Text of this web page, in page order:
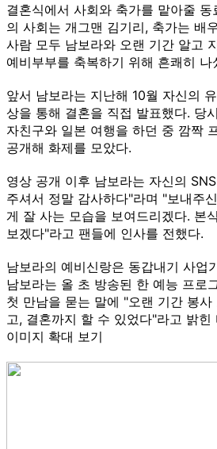
결혼식에서 사회와 축가를 맡아줄
의 사회는 개그맨 김기리, 축가는 배
사람 모두 남보라와 오랜 기간 알고
예비부부를 축복하기 위해 흔쾌히 나
앞서 남보라는 지난해 10월 자신의
상을 통해 결혼을 직접 발표했다. 당
자친구와 일본 여행을 하던 중 깜짝
공개해 화제를 모았다.
영상 공개 이후 남보라는 자신의
주셔서 정말 감사하다"라며 "보내주
게 잘 사는 모습을 보여드리겠다. 본
보겠다"라고 팬들에 인사를 전했다.
남보라의 예비신랑은 동갑내기 사업
남보라는 올 초 방송된 한 예능 프로
첫 만남을 묻는 말에 "오랜 기간 봉사
고, 결혼까지 할 수 있었다"라고 밝힌
이미지 확대 보기